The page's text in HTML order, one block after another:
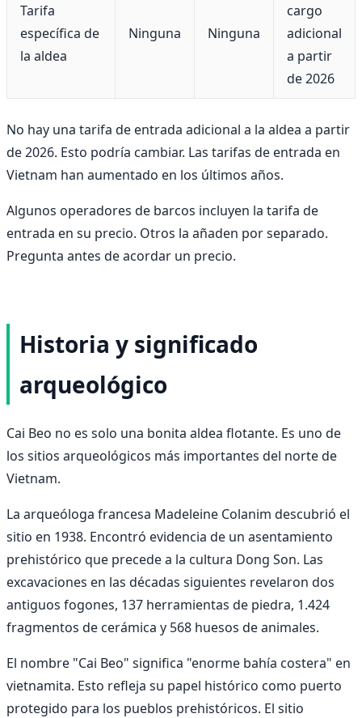
Tarifa
específica de
la aldea
Ninguna Ninguna
cargo
adicional
a partir
de 2026
No hay una tarifa de entrada adicional a la aldea a partir
de 2026. Esto podría cambiar. Las tarifas de entrada en
Vietnam han aumentado en los últimos años.
Algunos operadores de barcos incluyen la tarifa de
entrada en su precio. Otros la añaden por separado.
Pregunta antes de acordar un precio.
Historia y significado
arqueológico
Cai Beo no es solo una bonita aldea flotante. Es uno de
los sitios arqueológicos más importantes del norte de
Vietnam.
La arqueóloga francesa Madeleine Colanim descubrió el
sitio en 1938. Encontró evidencia de un asentamiento
prehistórico que precede a la cultura Dong Son. Las
excavaciones en las décadas siguientes revelaron dos
antiguos fogones, 137 herramientas de piedra, 1.424
fragmentos de cerámica y 568 huesos de animales.
El nombre "Cai Beo" significa "enorme bahía costera" en
vietnamita. Esto refleja su papel histórico como puerto
protegido para los pueblos prehistóricos. El sitio